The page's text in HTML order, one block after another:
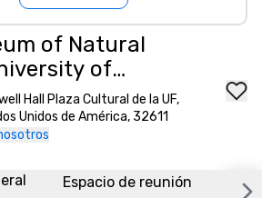
of Natural
of
Hall Plaza Cultural de la UF,
Unidos de América, 32611
Espacio de reunión